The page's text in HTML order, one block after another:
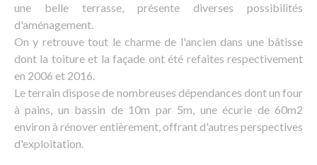
une belle terrasse, présente diverses possibilités
d'aménagement.
On y retrouve tout le charme de l'ancien dans une bâtisse
dont la toiture et la façade ont été refaites respectivement
en 2006 et 2016.
Le terrain dispose de nombreuses dépendances dont un four
à pains, un bassin de 10m par 5m, une écurie de 60m2
environ à rénover entièrement, offrant d'autres perspectives
d'exploitation.